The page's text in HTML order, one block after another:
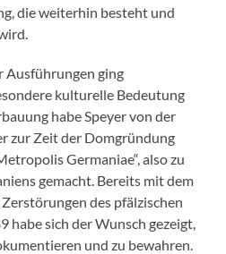
die weiterhin besteht und
Ausführungen ging
kulturelle Bedeutung
habe Speyer von der
zur Zeit der Domgründung
Germaniae“, also zu
gemacht. Bereits mit dem
des pfälzischen
habe sich der Wunsch gezeigt,
und zu bewahren.